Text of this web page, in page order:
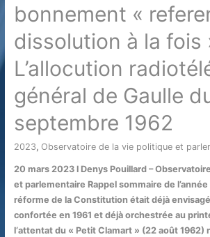
bonnement «
dissolution à la fois
L’allocution
général de Gaulle
septembre 1962
2023, Observatoire de la vie politique et
20 mars 2023 l Denys Pouillard –
et parlementaire Rappel sommaire de
réforme de la Constitution était déjà
confortée en 1961 et déjà orchestrée au
l‘attentat du « Petit Clamart » (22 août 1962)